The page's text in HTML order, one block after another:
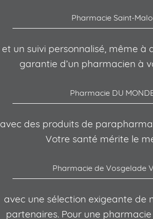
Pharmacie Saint-Malo
et un suivi personnalisé, même à
garantie d’un pharmacien à
Pharmacie DU
avec des produits de
Votre santé mérite le
Pharmacie de Vosgelade
avec une sélection exigeante de
partenaires. Pour une